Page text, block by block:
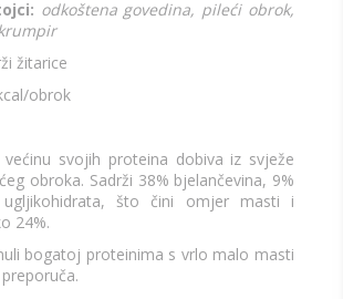
odkoštena govedina, pileći obrok,
žitarice
obrok
svojih proteina dobiva iz svježe
obroka. Sadrži 38% bjelančevina, 9%
što čini omjer masti i
24%.
bogatoj proteinima s vrlo malo masti